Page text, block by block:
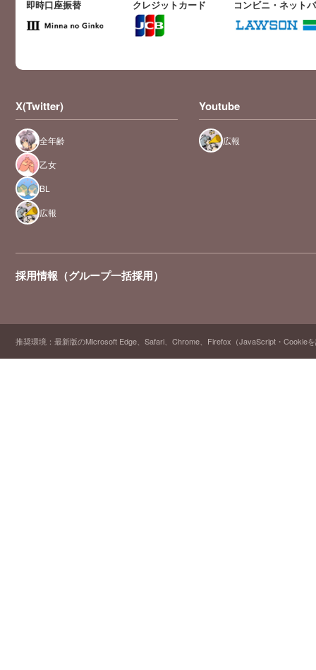
即時口座振替 クレジットカード コンビニ・ネット
X(Twitter)
全年齢
乙女
BL
広報
Youtube
広報
採用情報（グループ一括採用）
推奨環境：最新版のMicrosoft Edge、Safari、Chrome、Firefox（JavaScript・Cookie